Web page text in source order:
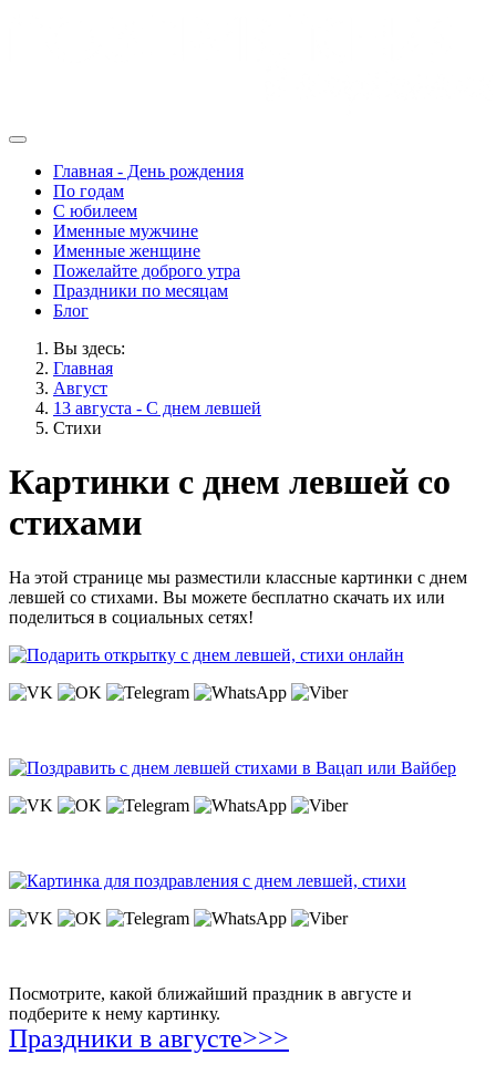
Главная - День рождения
По годам
С юбилеем
Именные мужчине
Именные женщине
Пожелайте доброго утра
Праздники по месяцам
Блог
Вы здесь:
Главная
Август
13 августа - С днем левшей
Стихи
Картинки с днем левшей со
стихами
На этой странице мы разместили классные картинки с днем
левшей со стихами. Вы можете бесплатно скачать их или
поделиться в социальных сетях!
Посмотрите, какой ближайший праздник в августе и
подберите к нему картинку.
Праздники в августе>>>